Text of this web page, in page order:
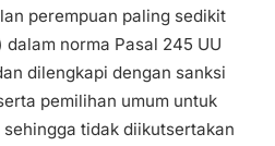
perempuan paling sedikit
norma Pasal 245 UU
dilengkapi dengan sanksi
pemilihan umum untuk
tidak diikutsertakan